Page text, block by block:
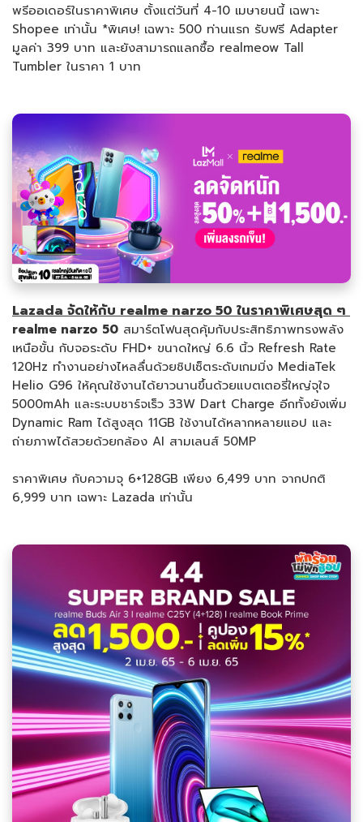
พรีออเดอร์ในราคาพิเศษ ตั้งแต่วันที่ 4-10 เมษายนนี้ เฉพาะ
Shopee เท่านั้น *พิเศษ! เฉพาะ 500 ท่านแรก รับฟรี Adapter
มูลค่า 399 บาท และยังสามารถแลกซื้อ realmeow Tall
Tumbler ในราคา 1 บาท
Lazada จัดให้กับ realme narzo 50 ในราคาพิเศษสุด ๆ
realme narzo 50 สมาร์ตโฟนสุดคุ้มกับประสิทธิภาพทรงพลัง
เหนือขั้น กับจอระดับ FHD+ ขนาดใหญ่ 6.6 นิ้ว Refresh Rate
120Hz ทำงานอย่างไหลลื่นด้วยชิปเซ็ตระดับเกมมิ่ง MediaTek
Helio G96 ให้คุณใช้งานได้ยาวนานขึ้นด้วยแบตเตอรี่ใหญ่จุใจ
5000mAh และระบบชาร์จเร็ว 33W Dart Charge อีกทั้งยังเพิ่ม
Dynamic Ram ได้สูงสุด 11GB ใช้งานได้หลากหลายแอป และ
ถ่ายภาพได้สวยด้วยกล้อง AI สามเลนส์ 50MP
ราคาพิเศษ กับความจุ 6+128GB เพียง 6,499 บาท จากปกติ
6,999 บาท เฉพาะ Lazada เท่านั้น